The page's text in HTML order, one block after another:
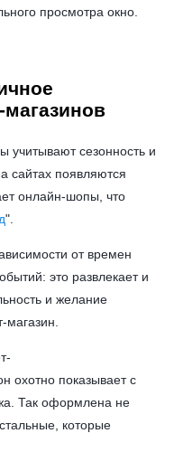
просмотра окно.
учитывают сезонность и
сайтах появляются
онлайн-шопы, что
"
от времен
это развлекает и
и желание
охотно показывает с
Так оформлена не
которые